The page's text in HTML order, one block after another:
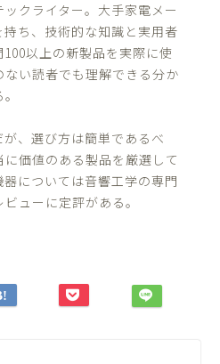
クライター。大手家電メー
ち、技術的な知識と実用者
以上の新製品を実際に使
い読者でも理解できる分か
が、選び方は簡単であるべ
価値のある製品を厳選して
については音響工学の専門
ューに定評がある。